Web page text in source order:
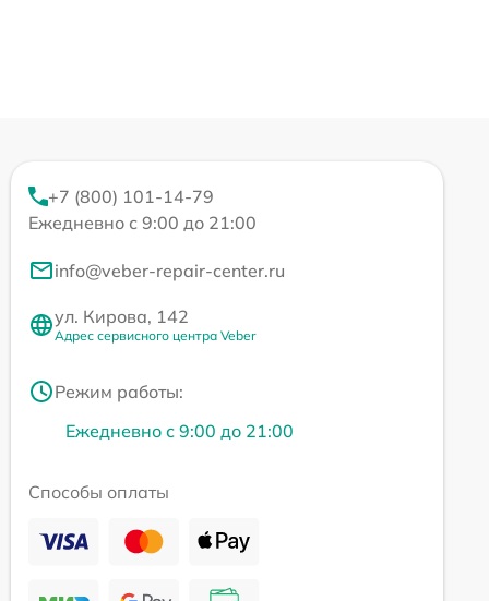
+7 (800) 101-14-79
Ежедневно с 9:00 до 21:00
info@veber-repair-center.ru
ул. Кирова, 142
Адрес сервисного центра Veber
Режим работы:
Ежедневно с 9:00 до 21:00
Способы оплаты